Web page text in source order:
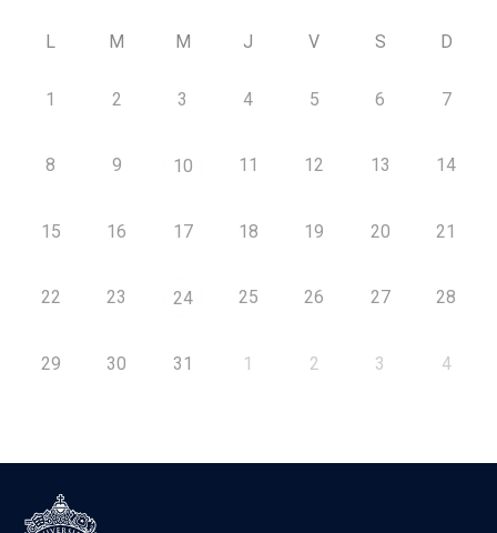
L M M J V S D
1 2 3 4 5 6 7
8 9 10 11 12 13 14
15 16 17 18 19 20 21
22 23 24 25 26 27 28
29 30 31 1 2 3 4